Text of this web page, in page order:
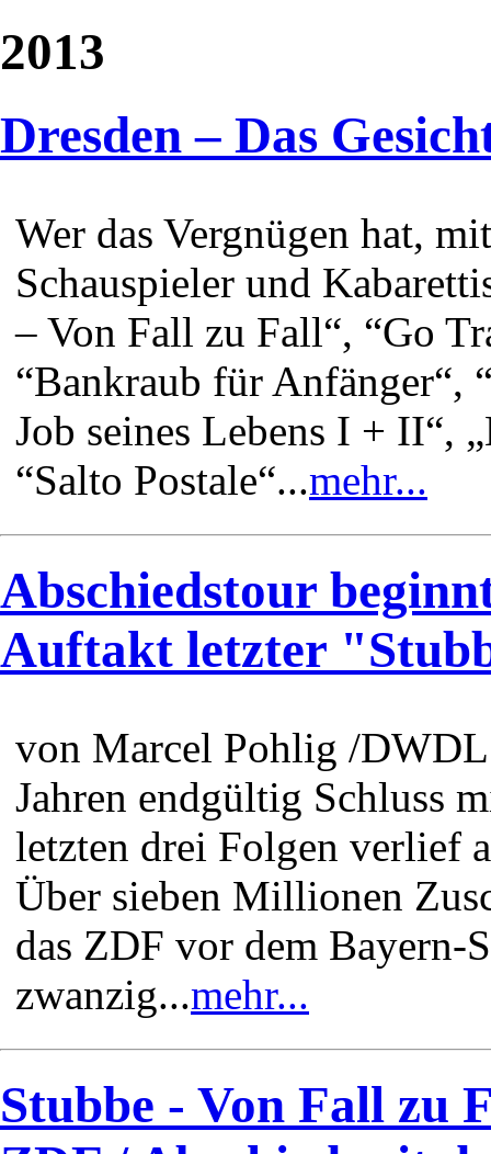
2013
Dresden – Das
Wer das Vergnügen hat,
Schauspieler und
– Von Fall zu Fall“, “Go
“Bankraub für Anfänger“,
Job seines Lebens I + II“,
“Salto Postale“...mehr...
Abschiedstour
Auftakt letzter
von Marcel Pohlig /
Jahren endgültig Schluss
letzten drei Folgen verlief
Über sieben Millionen
das ZDF vor dem Bayern-
zwanzig...mehr...
Stubbe - Von Fall zu